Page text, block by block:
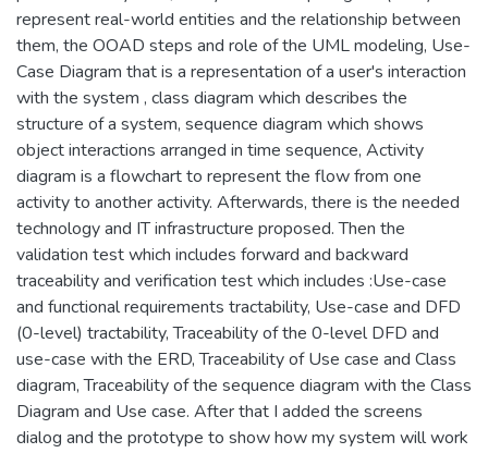
represent real-world entities and the relationship between
them, the OOAD steps and role of the UML modeling, Use-
Case Diagram that is a representation of a user's interaction
with the system , class diagram which describes the
structure of a system, sequence diagram which shows
object interactions arranged in time sequence, Activity
diagram is a flowchart to represent the flow from one
activity to another activity. Afterwards, there is the needed
technology and IT infrastructure proposed. Then the
validation test which includes forward and backward
traceability and verification test which includes :Use-case
and functional requirements tractability, Use-case and DFD
(0-level) tractability, Traceability of the 0-level DFD and
use-case with the ERD, Traceability of Use case and Class
diagram, Traceability of the sequence diagram with the Class
Diagram and Use case. After that I added the screens
dialog and the prototype to show how my system will work